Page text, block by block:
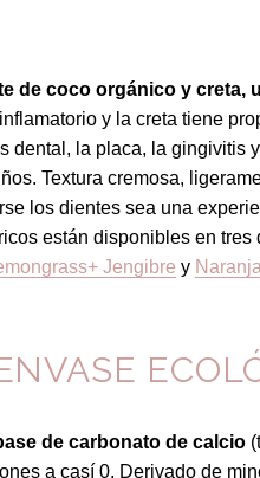
de coco orgánico y creta,
y la creta tiene
dental, la placa, la gingivitis
Textura cremosa,
los dientes sea una
están disponibles en
Jengibre y
de carbonato de calcio
a casí 0. Derivado de